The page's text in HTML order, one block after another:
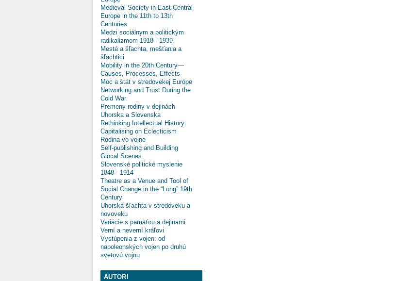
Medieval Society in East-Central
Europe in the 11th to 13th
Centuries
Medzi sociálnym a politickým
radikalizmom 1918 - 1939
Mestá a šľachta, mešťania a
šľachtici
Mobility in the 20th Century—
Causes, Processes, Effects
Moc a štát v stredovekej Európe
Networking and Trust During the
Cold War
Premeny rodiny v dejinách
Uhorska a Slovenska
Rethinking Intellectual History:
Capitalising on Eclecticism
Rodina vo vojne
Self-publishing and Building
Glocal Scenes
Slovenské politické myslenie
1848 - 1914
Theatre as a Venue and Tool of
Social Change in the “Long” 19th
Century
Uhorská šľachta v stredoveku a
novoveku
Variácie s pamäťou a dejinami
Verní a neverní kráľovi
Vystúpenia z vojen: od
napoleonských vojen po druhú
svetovú vojnu
AUTORI